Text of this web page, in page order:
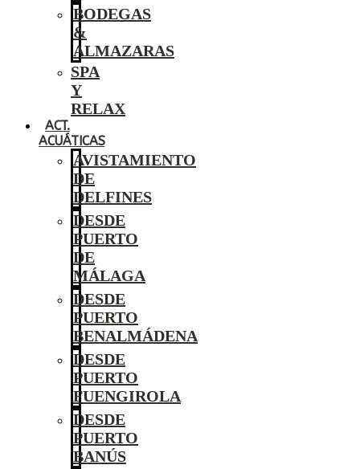
BODEGAS
&
ALMAZARAS
SPA
Y
RELAX
ACT.
ACUÁTICAS
AVISTAMIENTO
DE
DELFINES
DESDE
PUERTO
DE
MÁLAGA
DESDE
PUERTO
BENALMÁDENA
DESDE
PUERTO
FUENGIROLA
DESDE
PUERTO
BANÚS